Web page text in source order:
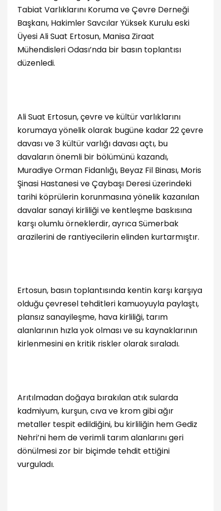
Tabiat Varlıklarını Koruma ve Çevre Derneği
Başkanı, Hakimler Savcılar Yüksek Kurulu eski
Üyesi Ali Suat Ertosun, Manisa Ziraat
Mühendisleri Odası’nda bir basın toplantısı
düzenledi.
Ali Suat Ertosun, çevre ve kültür varlıklarını
korumaya yönelik olarak bugüne kadar 22 çevre
davası ve 3 kültür varlığı davası açtı, bu
davaların önemli bir bölümünü kazandı,
Muradiye Orman Fidanlığı, Beyaz Fil Binası, Moris
Şinasi Hastanesi ve Çaybaşı Deresi üzerindeki
tarihi köprülerin korunmasına yönelik kazanılan
davalar sanayi kirliliği ve kentleşme baskısına
karşı olumlu örneklerdir, ayrıca Sümerbak
arazilerini de rantiyecilerin elinden kurtarmıştır.
Ertosun, basın toplantısında kentin karşı karşıya
olduğu çevresel tehditleri kamuoyuyla paylaştı,
plansız sanayileşme, hava kirliliği, tarım
alanlarının hızla yok olması ve su kaynaklarının
kirlenmesini en kritik riskler olarak sıraladı.
Arıtılmadan doğaya bırakılan atık sularda
kadmiyum, kurşun, cıva ve krom gibi ağır
metaller tespit edildiğini, bu kirliliğin hem Gediz
Nehri’ni hem de verimli tarım alanlarını geri
dönülmesi zor bir biçimde tehdit ettiğini
vurguladı.